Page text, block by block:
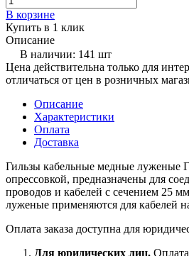
В корзине
Купить в 1 клик
Описание
В наличии: 141 шт
Цена действительна только для
отличаться от цен в розничных
Описание
Характеристики
Оплата
Доставка
Гильзы кабельные медные луженые
опрессовкой, предназначены для
проводов и кабелей с сечением 25
луженые применяются для кабелей
Оплата заказа доступна для
Для юридических лиц.